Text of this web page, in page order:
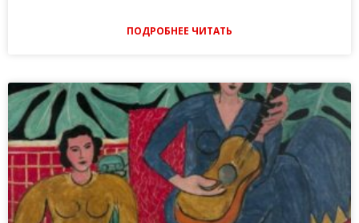
ПОДРОБНЕЕ ЧИТАТЬ